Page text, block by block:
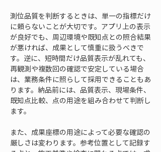
測位品質を判断するときは、単一の指標だけ
に頼らないことが大切です。アプリ上の表示
が良好でも、周辺環境や既知点との照合結果
が悪ければ、成果として慎重に扱うべきで
す。逆に、短時間だけ品質表示が乱れても、
再観測や複数回の確認で安定している場合
は、業務条件に照らして採用できることもあ
ります。納品前には、品質表示、現場条件、
既知点比較、点の用途を組み合わせて判断し
ます。
また、成果座標の用途によって必要な確認の
厳しさは変わります。参考位置として記録す